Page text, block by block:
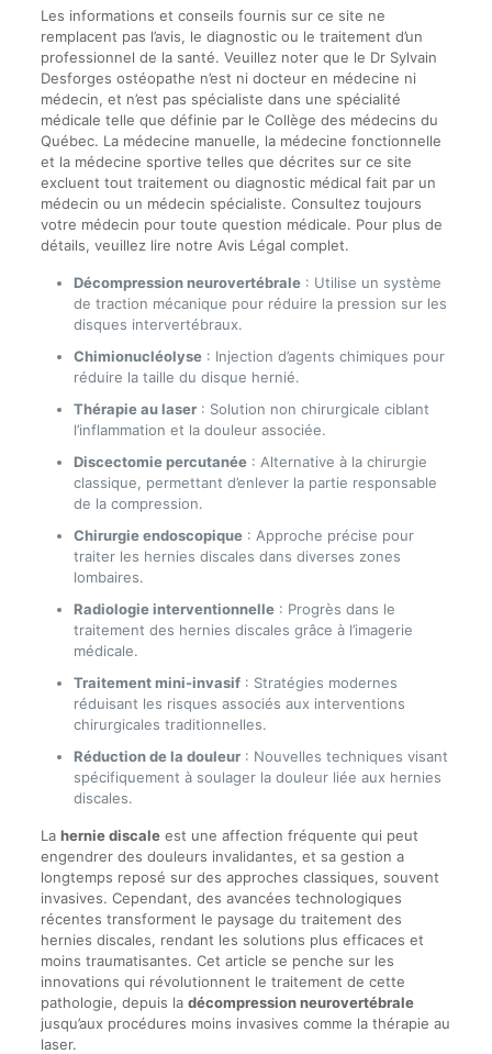
Les informations et conseils fournis sur ce site ne
remplacent pas l’avis, le diagnostic ou le traitement d’un
professionnel de la santé. Veuillez noter que le Dr Sylvain
Desforges ostéopathe n’est ni docteur en médecine ni
médecin, et n’est pas spécialiste dans une spécialité
médicale telle que définie par le Collège des médecins du
Québec. La médecine manuelle, la médecine fonctionnelle
et la médecine sportive telles que décrites sur ce site
excluent tout traitement ou diagnostic médical fait par un
médecin ou un médecin spécialiste. Consultez toujours
votre médecin pour toute question médicale. Pour plus de
détails, veuillez lire notre Avis Légal complet.
Décompression neurovertébrale: Utilise un système
de traction mécanique pour réduire la pression sur les
disques intervertébraux.
Chimionucléolyse: Injection d’agents chimiques pour
réduire la taille du disque hernié.
Thérapie au laser: Solution non chirurgicale ciblant
l’inflammation et la douleur associée.
Discectomie percutanée: Alternative à la chirurgie
classique, permettant d’enlever la partie responsable
de la compression.
Chirurgie endoscopique: Approche précise pour
traiter les hernies discales dans diverses zones
lombaires.
Radiologie interventionnelle: Progrès dans le
traitement des hernies discales grâce à l’imagerie
médicale.
Traitement mini-invasif: Stratégies modernes
réduisant les risques associés aux interventions
chirurgicales traditionnelles.
Réduction de la douleur: Nouvelles techniques visant
spécifiquement à soulager la douleur liée aux hernies
discales.
La hernie discaleest une affection fréquente qui peut
engendrer des douleurs invalidantes, et sa gestion a
longtemps reposé sur des approches classiques, souvent
invasives. Cependant, des avancées technologiques
récentes transforment le paysage du traitement des
hernies discales, rendant les solutions plus efficaces et
moins traumatisantes. Cet article se penche sur les
innovations qui révolutionnent le traitement de cette
pathologie, depuis la décompression neurovertébrale
jusqu’aux procédures moins invasives comme la thérapie au
laser.